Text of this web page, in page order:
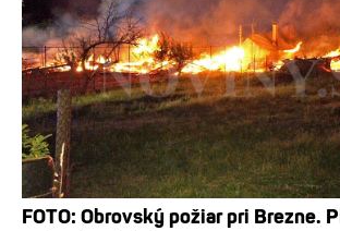
FOTO: Obrovský požiar pri Brezne.